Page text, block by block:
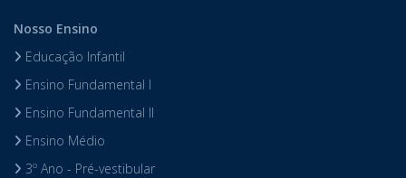
Nosso Ensino
Educação Infantil
Ensino Fundamental I
Ensino Fundamental II
Ensino Médio
3º Ano - Pré-vestibular